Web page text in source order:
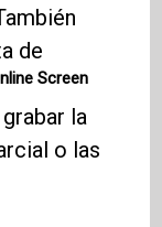
de
Screen
la
o las